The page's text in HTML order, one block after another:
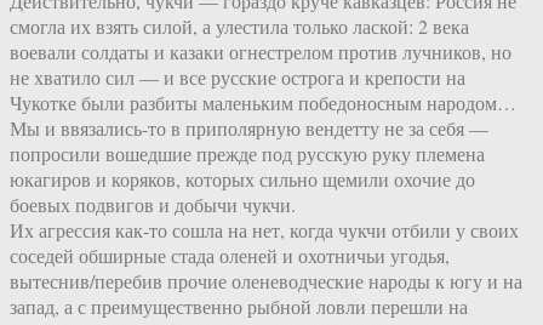
смогла их взять силой, а улестила только лаской: 2 века
воевали солдаты и казаки огнестрелом против лучников, но
не хватило сил — и все русские острога и крепости на
Чукотке были разбиты маленьким победоносным народом…
Мы и ввязались-то в приполярную вендетту не за себя —
попросили вошедшие прежде под русскую руку племена
юкагиров и коряков, которых сильно щемили охочие до
боевых подвигов и добычи чукчи.
Их агрессия как-то сошла на нет, когда чукчи отбили у своих
соседей обширные стада оленей и охотничьи угодья,
вытеснив/перебив прочие оленеводческие народы к югу и на
запад, а с преимущественно рыбной ловли перешли на